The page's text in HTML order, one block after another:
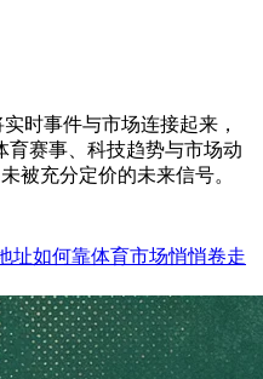
实时事件与市场连接起来，
育赛事、科技趋势与市场动
被充分定价的未来信号。
址如何靠体育市场悄悄卷走